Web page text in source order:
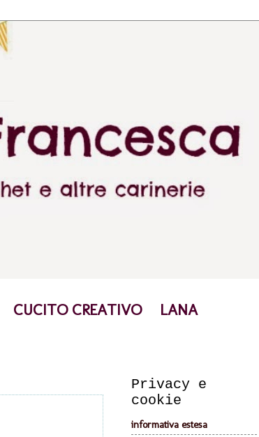
CUCITO CREATIVO LANA
Privacy e
cookie
informativa estesa